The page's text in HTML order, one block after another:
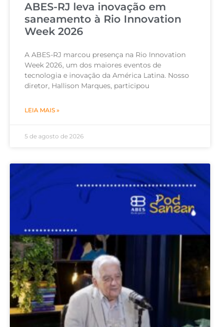
ABES-RJ leva inovação em
saneamento à Rio Innovation
Week 2026
A ABES-RJ marcou presença na Rio Innovation
Week 2026, um dos maiores eventos de
tecnologia e inovação da América Latina. Nosso
diretor, Hallison Marques, participou
LEIA MAIS »
5 de agosto de 2026